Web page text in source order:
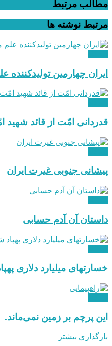
مطالب مرتبط
مرتبط نوشته ها
ایران چهارمین تولیدکننده
قدردانی امّت از قائد شهید
پیشانی جنوبی غیرت ایران
داستان آن آدم حسابی
خسارتهای میلیارد دلاری
این پرچم بر زمین نمی‌ماند.
بارگذاری بیشتر